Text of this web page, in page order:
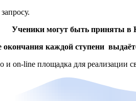
Ученики могут быть приняты в
окончания каждой ступени
on-line площадка для реализации